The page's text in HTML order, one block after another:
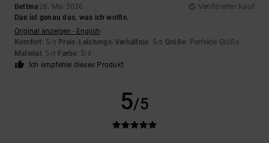
Bettina 28. Mai 2026
Verifizierter Kauf
Das ist genau das, was ich wollte.
Original anzeigen - English
Komfort: 5/5 Preis-Leistungs-Verhältnis: 5/5 Größe: Perfekte Größe
Material : 5 /5 Farbe: 5/5
Ich empfehle dieses Produkt
5/5